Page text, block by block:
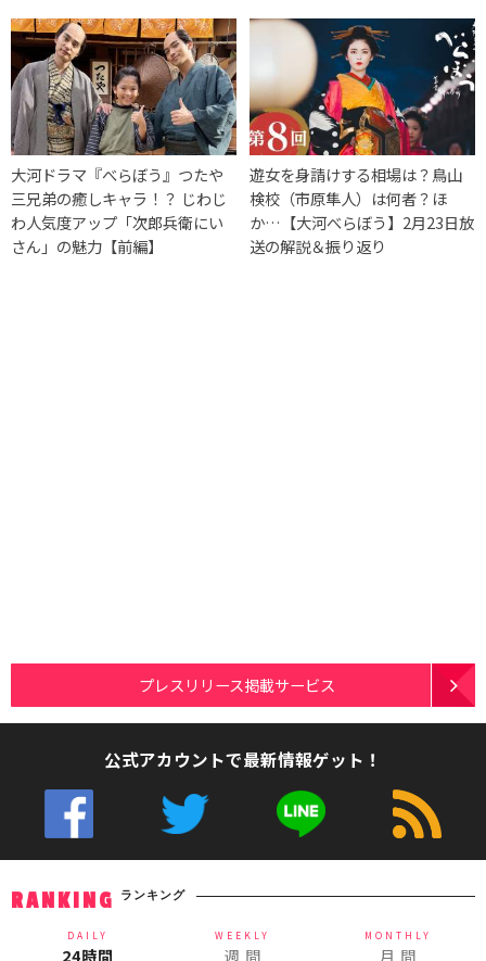
大河ドラマ『べらぼう』つたや
三兄弟の癒しキャラ！？ じわじ
わ人気度アップ「次郎兵衛にい
さん」の魅力【前編】
遊女を身請けする相場は？鳥山
検校（市原隼人）は何者？ほ
か…【大河べらぼう】2月23日放
送の解説＆振り返り
プレスリリース掲載サービス
公式アカウントで最新情報ゲット！
RANKING ランキング
DAILY
24時間
WEEKLY
週 間
MONTHLY
月 間